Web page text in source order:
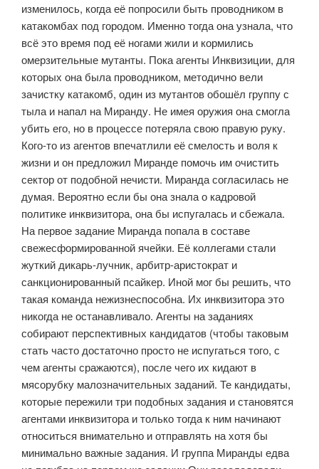
изменилось, когда её попросили быть проводником в
катакомбах под городом. Именно тогда она узнала, что
всё это время под её ногами жили и кормились
омерзительные мутанты. Пока агенты Инквизиции, для
которых она была проводником, методично вели
зачистку катакомб, один из мутантов обошёл группу с
тыла и напал на Миранду. Не имея оружия она смогла
убить его, но в процессе потеряла свою правую руку.
Кого-то из агентов впечатлили её смелость и воля к
жизни и он предложил Миранде помочь им очистить
сектор от подобной нечисти. Миранда согласилась не
думая. Вероятно если бы она знала о кадровой
политике инквизитора, она бы испугалась и сбежала.
На первое задание Миранда попала в составе
свежесформированной ячейки. Её коллегами стали
жуткий дикарь-лучник, арбитр-аристократ и
санкционированный псайкер. Иной мог бы решить, что
такая команда нежизнеспособна. Их инквизитора это
никогда не останавливало. Агенты на заданиях
собирают перспективных кандидатов (чтобы таковым
стать часто достаточно просто не испугаться того, с
чем агенты сражаются), после чего их кидают в
мясорубку малозначительных заданий. Те кандидаты,
которые пережили три подобных задания и становятся
агентами инквизитора и только тогда к ним начинают
относиться внимательно и отправлять на хотя бы
минимально важные задания. И группа Миранды едва